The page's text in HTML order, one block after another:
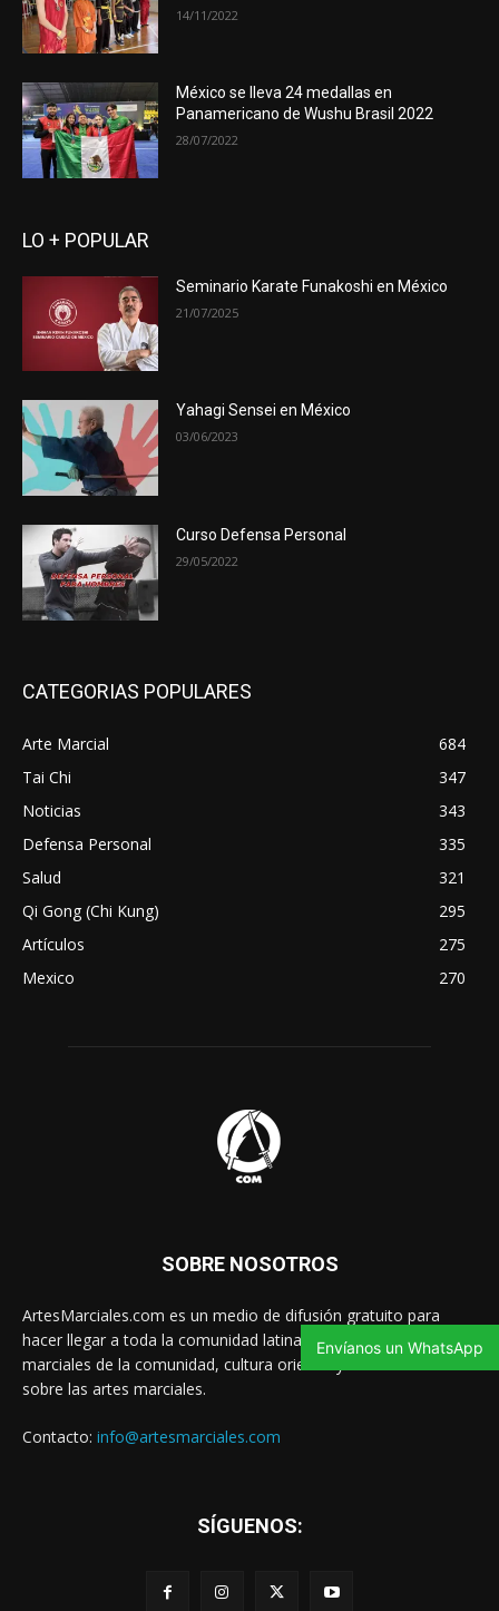
14/11/2022
México se lleva 24 medallas en
Panamericano de Wushu Brasil 2022
28/07/2022
LO + POPULAR
Seminario Karate Funakoshi en México
21/07/2025
Yahagi Sensei en México
03/06/2023
Curso Defensa Personal
29/05/2022
CATEGORIAS POPULARES
Arte Marcial
684
Tai Chi
347
Noticias
343
Defensa Personal
335
Salud
321
Qi Gong (Chi Kung)
295
Artículos
275
Mexico
270
SOBRE NOSOTROS
ArtesMarciales.com es un medio de difusión gratuito para
hacer llegar a toda la comunidad latina las noticias de artes
marciales de la comunidad, cultura oriental y contenido valioso
sobre las artes marciales.
Contacto: info@artesmarciales.com
SÍGUENOS:
Envíanos un WhatsApp